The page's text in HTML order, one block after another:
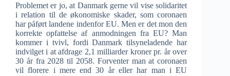
Problemet er jo, at Danmark gerne vil vise solidaritet
i relation til de økonomiske skader, som coronaen
har påført landene indenfor EU. Men er det mon den
korrekte opfattelse af anmodningen fra EU? Man
kommer i tvivl, fordi Danmark tilsyneladende har
indvilget i at afdrage 2,1 milliarder kroner pr. år over
30 år fra 2028 til 2058. Forventer man at coronaen
vil florere i mere end 30 år eller har man i EU